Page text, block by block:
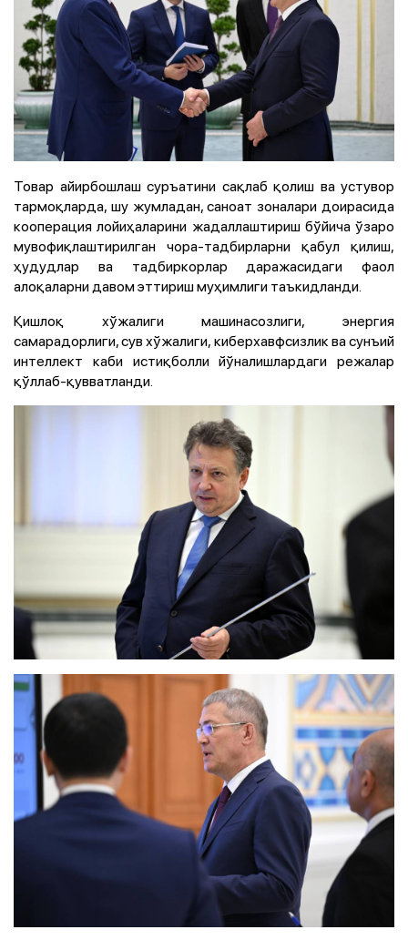
Товар айирбошлаш суръатини сақлаб қолиш ва устувор
тармоқларда, шу жумладан, саноат зоналари доирасида
кооперация лойиҳаларини жадаллаштириш бўйича ўзаро
мувофиқлаштирилган чора-тадбирларни қабул қилиш,
ҳудудлар ва тадбиркорлар даражасидаги фаол
алоқаларни давом эттириш муҳимлиги таъкидланди.
Қишлоқ хўжалиги машинасозлиги, энергия
самарадорлиги, сув хўжалиги, киберхавфсизлик ва сунъий
интеллект каби истиқболли йўналишлардаги режалар
қўллаб-қувватланди.